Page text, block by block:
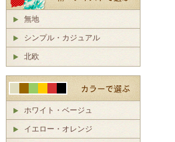
無地
シンプル・カジュアル
北欧
ホワイト・ベージュ
イエロー・オレンジ